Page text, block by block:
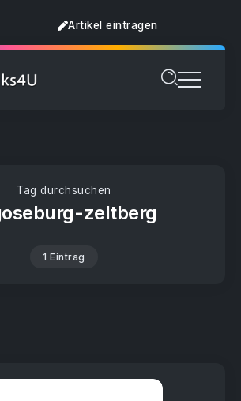
Artikel eintragen
Tag durchsuchen
zeltberg
1 Eintrag